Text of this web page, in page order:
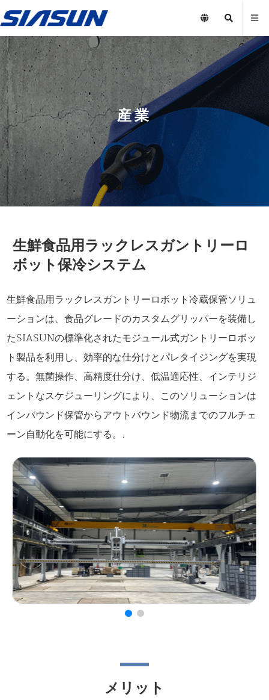
産業
生鮮食品用ラックレスガントリーロ
ボット保冷システム
生鮮食品用ラックレスガントリーロボット冷蔵保管ソリュ
ーションは、食品グレードのカスタムグリッパーを装備し
たSIASUNの標準化されたモジュール式ガントリーロボッ
ト製品を利用し、効率的な仕分けとパレタイジングを実現
する。無菌操作、高精度仕分け、低温適応性、インテリジ
ェントなスケジューリングにより、このソリューションは
インバウンド保管からアウトバウンド物流までのフルチェ
ーン自動化を可能にする。.
メリット